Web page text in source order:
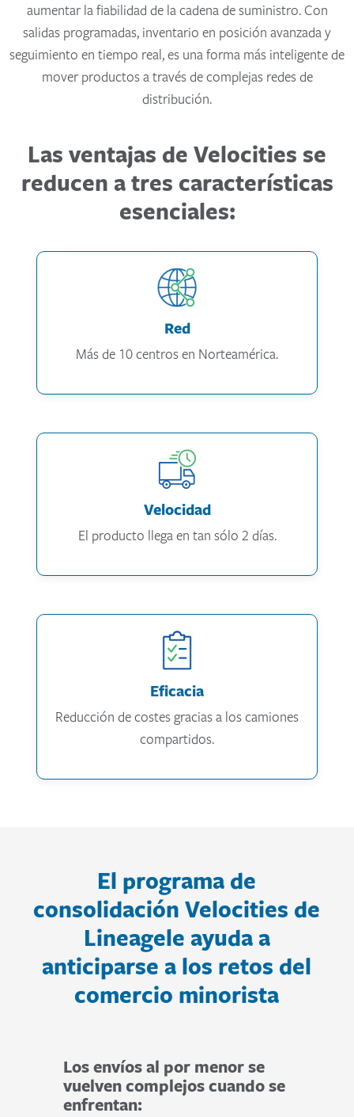
aumentar la fiabilidad de la cadena de suministro. Con
salidas programadas, inventario en posición avanzada y
seguimiento en tiempo real, es una forma más inteligente de
mover productos a través de complejas redes de
distribución.
Las ventajas de Velocities se
reducen a tres características
esenciales:
Red
Más de 10 centros en Norteamérica.
Velocidad
El producto llega en tan sólo 2 días.
Eficacia
Reducción de costes gracias a los camiones
compartidos.
El programa de
consolidación Velocities de
Lineagele ayuda a
anticiparse a los retos del
comercio minorista
Los envíos al por menor se
vuelven complejos cuando se
enfrentan: